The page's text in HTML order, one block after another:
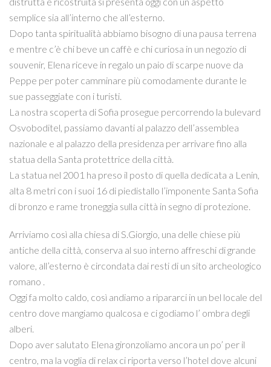
semplice sia all’interno che all’esterno.
Dopo tanta spiritualità abbiamo bisogno di una pausa terrena
e mentre c’è chi beve un caffè e chi curiosa in un negozio di
souvenir, Elena riceve in regalo un paio di scarpe nuove da
Peppe per poter camminare più comodamente durante le
sue passeggiate con i turisti.
La nostra scoperta di Sofia prosegue percorrendo la bulevard
Osvoboditel, passiamo davanti al palazzo dell’assemblea
nazionale e al palazzo della presidenza per arrivare fino alla
statua della Santa protettrice della città.
La statua nel 2001 ha preso il posto di quella dedicata a Lenin,
alta 8 metri con i suoi 16 di piedistallo l’imponente Santa Sofia
di bronzo e rame troneggia sulla città in segno di protezione.
Arriviamo così alla chiesa di S.Giorgio, una delle chiese più
antiche della città, conserva al suo interno affreschi di grande
valore, all’esterno è circondata dai resti di un sito archeologico
romano .
Oggi fa molto caldo, così andiamo a ripararci in un bel locale del
centro dove mangiamo qualcosa e ci godiamo l’ ombra degli
alberi.
Dopo aver salutato Elena gironzoliamo ancora un po’ per il
centro, ma la voglia di relax ci riporta verso l’hotel dove alcuni